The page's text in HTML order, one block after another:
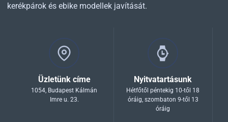
kerékpárok és ebike modellek javítását.
Üzletünk címe
1054, Budapest Kálmán
Imre u. 23.
Nyitvatartásunk
Hétfőtől péntekig 10-től 18
óráig, szombaton 9-től 13
óráig